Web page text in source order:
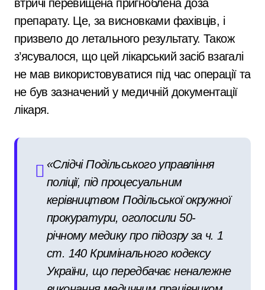
втричі перевищена пригноблена доза
препарату. Це, за висновками фахівців, і
призвело до летального результату. Також
з’ясувалося, що цей лікарський засіб взагалі
не мав використовуватися під час операції та
не був зазначений у медичній документації
лікаря.
«Слідчі Подільського управління
поліції, під процесуальним
керівництвом Подільської окружної
прокуратури, оголосили 50-
річному медику про підозру за ч. 1
ст. 140 Кримінального кодексу
України, що передбачає неналежне